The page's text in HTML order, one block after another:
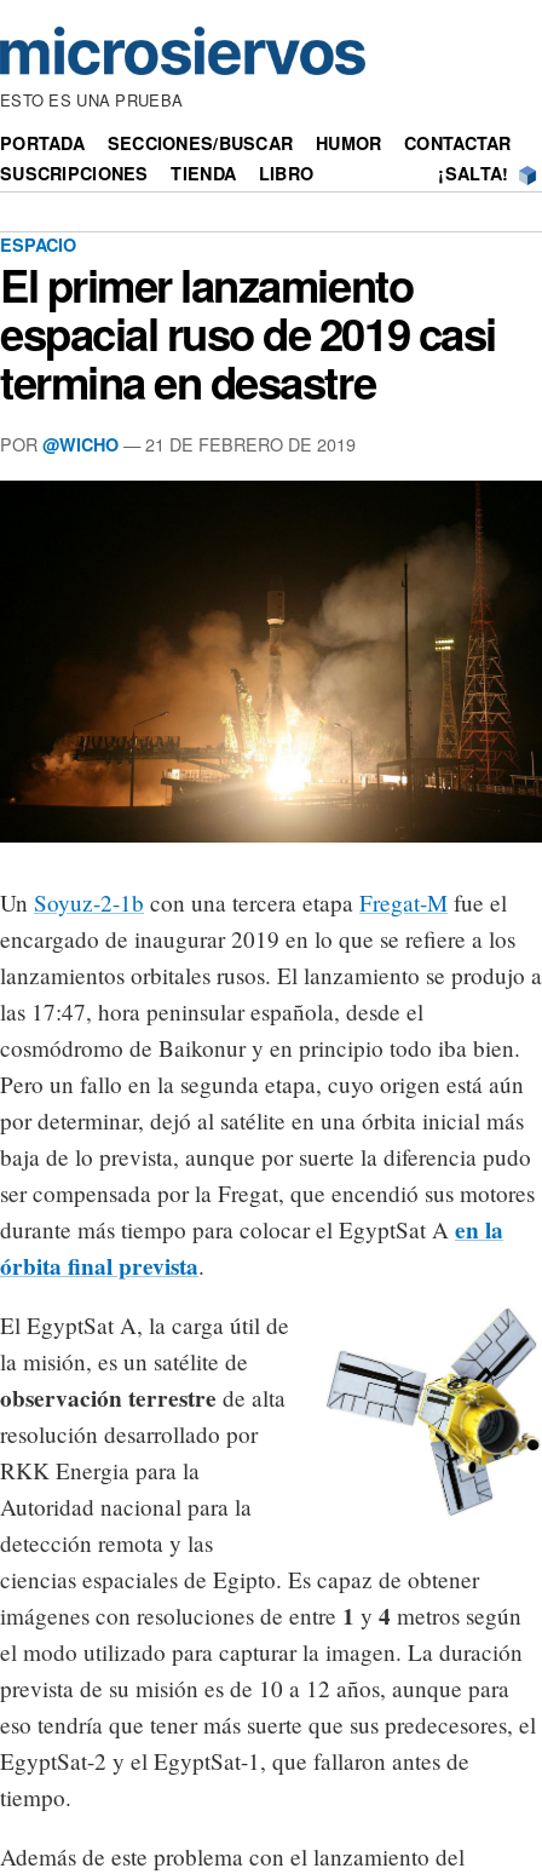
ESTO ES UNA PRUEBA
PORTADA SECCIONES/BUSCAR HUMOR
CONTACTAR
SUSCRIPCIONES
TIENDA LIBRO ¡SALTA!
ESPACIO
El primer lanzamiento
espacial ruso de 2019 casi
termina en desastre
POR @WICHO — 21 DE FEBRERO DE 2019
Un Soyuz-2-1b con una tercera etapa Fregat-M fue el
encargado de inaugurar 2019 en lo que se refiere a los
lanzamientos orbitales rusos. El lanzamiento se produjo a
las 17:47, hora peninsular española, desde el
cosmódromo de Baikonur y en principio todo iba bien.
Pero un fallo en la segunda etapa, cuyo origen está aún
por determinar, dejó al satélite en una órbita inicial más
baja de lo prevista, aunque por suerte la diferencia pudo
ser compensada por la Fregat, que encendió sus motores
durante más tiempo para colocar el EgyptSat A en la
órbita final prevista.
El EgyptSat A, la carga útil de
la misión, es un satélite de
observación terrestre de alta
resolución desarrollado por
RKK Energia para la
Autoridad nacional para la
detección remota y las
ciencias espaciales de Egipto. Es capaz de obtener
imágenes con resoluciones de entre 1 y 4 metros según
el modo utilizado para capturar la imagen. La duración
prevista de su misión es de 10 a 12 años, aunque para
eso tendría que tener más suerte que sus predecesores, el
EgyptSat-2 y el EgyptSat-1, que fallaron antes de
tiempo.
Además de este problema con el lanzamiento del